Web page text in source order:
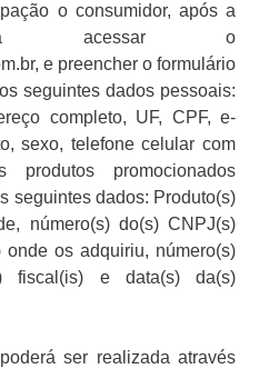
o consumidor, após a
acessar o
e preencher o formulário
seguintes dados pessoais:
completo, UF, CPF, e-
sexo, telefone celular com
promocionados
seguintes dados: Produto(s)
número(s) do(s) CNPJ(s)
onde os adquiriu, número(s)
fiscal(is) e data(s) da(s)
ser realizada através